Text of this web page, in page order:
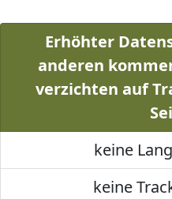
Erhöhter
anderen
verzichten auf
keine
keine